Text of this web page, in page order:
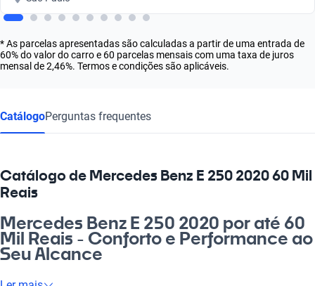
* As parcelas apresentadas são calculadas a partir de uma entrada de
60% do valor do carro e 60 parcelas mensais com uma taxa de juros
mensal de 2,46%. Termos e condições são aplicáveis.
CatálogoPerguntas frequentes
Catálogo de Mercedes Benz E 250 2020 60 Mil
Reais
Mercedes Benz E 250 2020 por até 60
Mil Reais - Conforto e Performance ao
Seu Alcance
Se você busca um carro que una elegância, tecnologia e